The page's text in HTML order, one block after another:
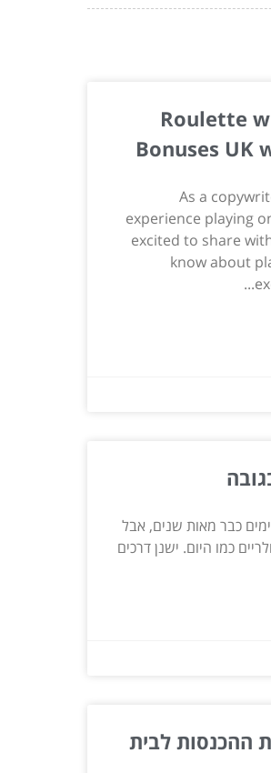
Roulette
Bonuses UK
As a
experience playing
excited to share
know about
כבר מאות שנים, אבל
כמו היום. ישנן דרכים
ההכנסות לבית